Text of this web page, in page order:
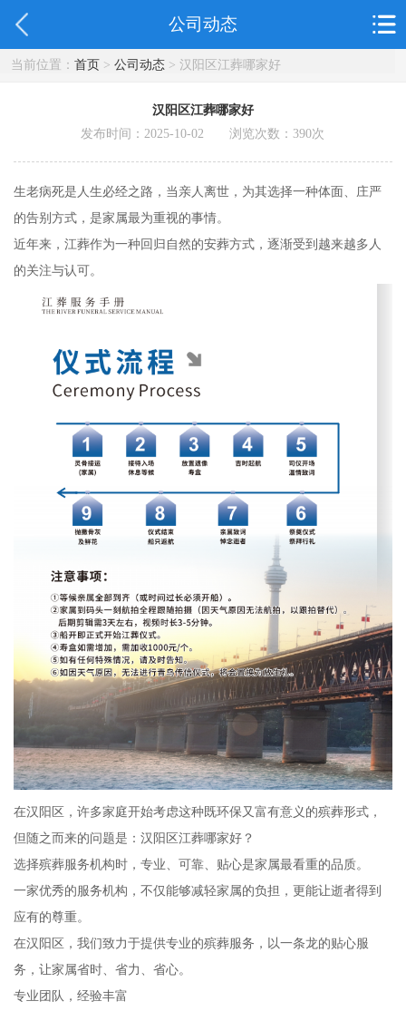
公司动态
当前位置： 首页> 公司动态> 汉阳区江葬哪家好
汉阳区江葬哪家好
发布时间：2025-10-02 浏览次数：390次
生老病死是人生必经之路，当亲人离世，为其选择一种体面、庄严
的告别方式，是家属最为重视的事情。
近年来，江葬作为一种回归自然的安葬方式，逐渐受到越来越多人
的关注与认可。
在汉阳区，许多家庭开始考虑这种既环保又富有意义的殡葬形式，
但随之而来的问题是：汉阳区江葬哪家好？
选择殡葬服务机构时，专业、可靠、贴心是家属最看重的品质。
一家优秀的服务机构，不仅能够减轻家属的负担，更能让逝者得到
应有的尊重。
在汉阳区，我们致力于提供专业的殡葬服务，以一条龙的贴心服
务，让家属省时、省力、省心。
专业团队，经验丰富